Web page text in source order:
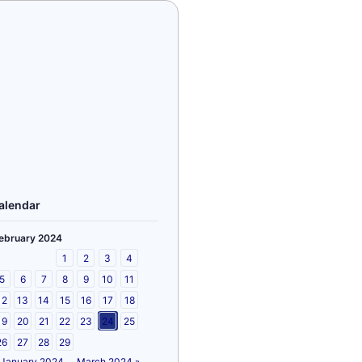
2024
1
2 3
4
5
6 7 8 9 10
11
13 14 15 16 17
18
20 21 22 23 24
25
27 28
29